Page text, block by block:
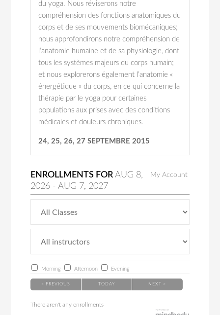
du yoga. Nous réviserons notre
compréhension des fonctions anatomiques du
corps et de ses mouvements biomécaniques;
nous approfondirons notre compréhension de
l’anatomie humaine et de sa physiologie, dont
tous les systèmes majeurs du corps humain;
et nous explorerons également l’anatomie «
énergétique » du corps, en ce qui concerne la
thérapie par le yoga pour certaines
populations aux prises avec des conditions
médicales et douleurs chroniques.
24, 25, 26, 27 SEPTEMBRE 2015
My Account
ENROLLMENTS FORAUG 8,
2026 -AUG 7, 2027
Morning Afternoon Evening
< PREVIOUS TODAY NEXT >
There aren't any enrollments